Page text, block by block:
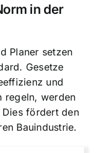
in der
Planer setzen
Gesetze
und
regeln, werden
fördert den
Bauindustrie.